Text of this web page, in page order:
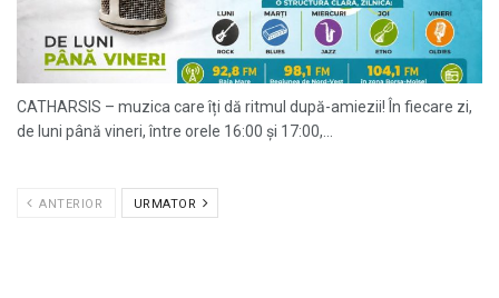
CATHARSIS – muzica care îți dă ritmul după-amiezii! În fiecare zi,
de luni până vineri, între orele 16:00 și 17:00,...
ANTERIOR URMATOR